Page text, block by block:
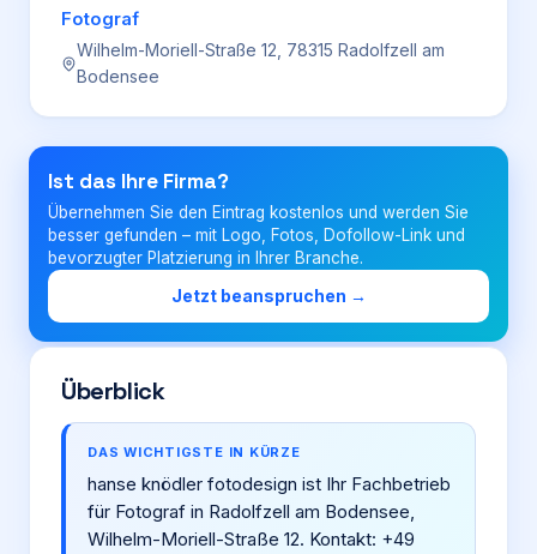
Für Firmen
Login
Firma eintragen
Fotograf
Wilhelm-Moriell-Straße 12, 78315 Radolfzell am
Bodensee
Ist das Ihre Firma?
Übernehmen Sie den Eintrag kostenlos und werden Sie
besser gefunden – mit Logo, Fotos, Dofollow-Link und
bevorzugter Platzierung in Ihrer Branche.
Jetzt beanspruchen →
Überblick
DAS WICHTIGSTE IN KÜRZE
hanse knödler fotodesign ist Ihr Fachbetrieb
für Fotograf in Radolfzell am Bodensee,
Wilhelm-Moriell-Straße 12. Kontakt: +49